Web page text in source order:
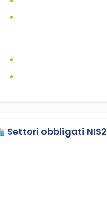
Settori obbligati NIS2